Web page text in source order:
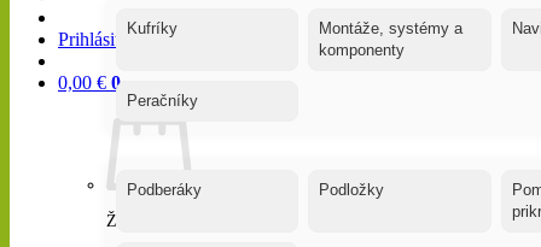
Prihlásiť / Registrovať
0,00 € 0
Žiadne produkty v košíku.
Kufríky
Montáže, systémy a
komponenty
Peračníky
Podberáky Podložky